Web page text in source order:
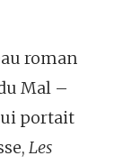
roman
Mal –
portait
Les